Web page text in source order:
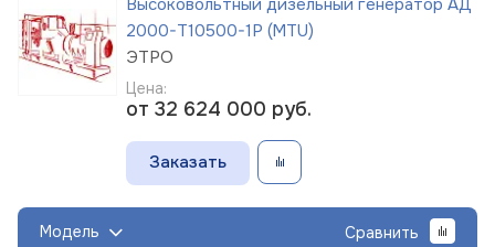
2000-Т10500-1Р (MTU)
ЭТРО
Цена:
от 32 624 000 руб.
Заказать
Модель Сравнить